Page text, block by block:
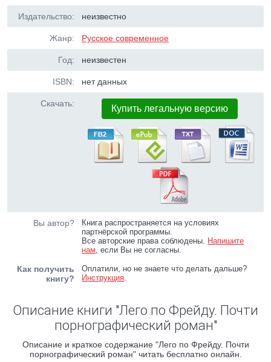
Издательство: неизвестно
Жанр: Русское современное
Год: неизвестен
ISBN: нет данных
Скачать: Купить легальную версию
Вы автор?
Книга распространяется на условиях
партнёрской программы.
Все авторские права соблюдены. Напишите
нам, если Вы не согласны.
Как получить
книгу?
Оплатили, но не знаете что делать дальше?
Инструкция.
Описание книги "Лего по Фрейду. Почти
порнографический роман"
Описание и краткое содержание "Лего по Фрейду. Почти
порнографический роман" читать бесплатно онлайн.